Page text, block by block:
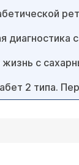
диагностика
жизнь с
2 типа.